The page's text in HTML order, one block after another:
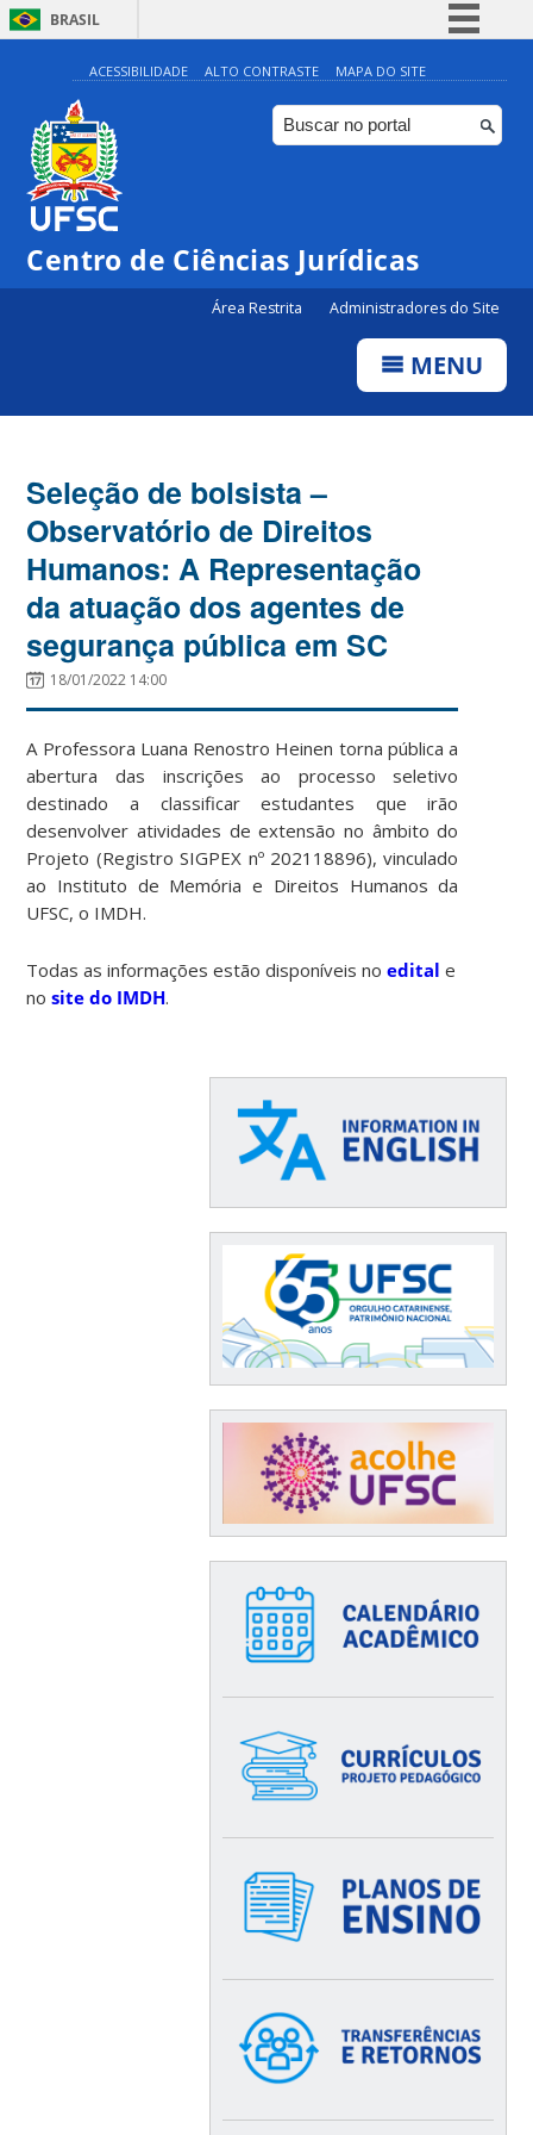
BRASIL
Simplifique!
Comunica BR
Participe
Canais
ACESSIBILIDADE ALTO CONTRASTE MAPA DO SITE
Centro de Ciências Jurídicas
Área Restrita Administradores do Site
MENU
Seleção de bolsista –
Observatório de Direitos
Humanos: A Representação
da atuação dos agentes de
segurança pública em SC
18/01/2022 14:00
A Professora Luana Renostro Heinen torna pública a
abertura das inscrições ao processo seletivo
destinado a classificar estudantes que irão
desenvolver atividades de extensão no âmbito do
Projeto (Registro SIGPEX nº 202118896), vinculado
ao Instituto de Memória e Direitos Humanos da
UFSC, o IMDH.
Todas as informações estão disponíveis noedital e
nosite do IMDH.